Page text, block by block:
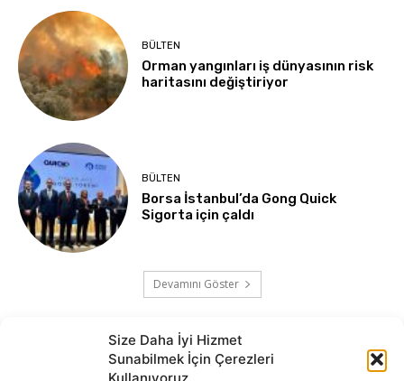
Size Daha İyi Hizmet
Sunabilmek İçin Çerezleri
BÜLTEN
Orman yangınları iş dünyasının risk
haritasını değiştiriyor
BÜLTEN
Borsa İstanbul’da Gong Quick
Sigorta için çaldı
Devamını Göster